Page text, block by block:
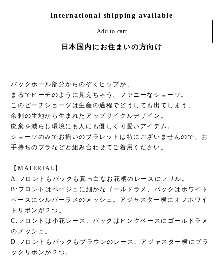
International shipping available
Add to cart
日本国内にお住まいの方向け
バックホール部分からのぞくヒップが、
まるでピーチのように見えちゃう、ファニーなショーツ。
このピーチショーツは生産の過程でどうしても出てしまう、
余剰の生地から生まれたアップサイクルデザイン。
廃棄を減らし環境にも人にも優しく可愛いアイテム。
ショーツのみでお揃いのブラレットは特にございませんので、お
手持ちのブラなどと組み合わせてご着用ください。
【MATERIAL】
A:フロントもバックも真っ白なお花柄のレースにフリル。
B:フロントはベージュに細かなゴールドラメ、バックはホワイト
ベースにシルバーラメのメッシュ。アジャスター横にオフホワイ
トリボンが２つ。
C:フロントは小花レース、バックはピンクベースにゴールドラメ
のメッシュ。
D:フロントもバックもブラウンのレース、アジャスター横にブラ
ックリボンが２つ。